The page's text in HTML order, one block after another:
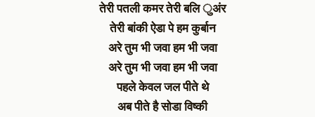
तेरी पतली कमर तेरी बलि ुअंर
तेरी बांकी ऐडा पे हम कुर्बान
अरे तुम भी जवा हम भी जवा
अरे तुम भी जवा हम भी जवा
पहले केवल जल पीते थे
अब पीते है सोडा विष्की